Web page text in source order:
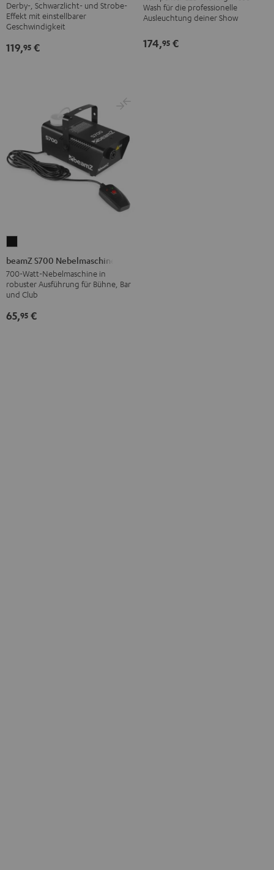
Schwarz
Derby-, Schwarzlicht- und Strobe-
Effekt mit einstellbarer
Geschwindigkeit
119,95 €
Schwarz
Wash für die professionelle
Ausleuchtung deiner Show
174,95 €
S700
Nebelmaschine
Schwarz
beamZ S700 Nebelmaschine
700-Watt-Nebelmaschine in
robuster Ausführung für Bühne, Bar
und Club
65,95 €